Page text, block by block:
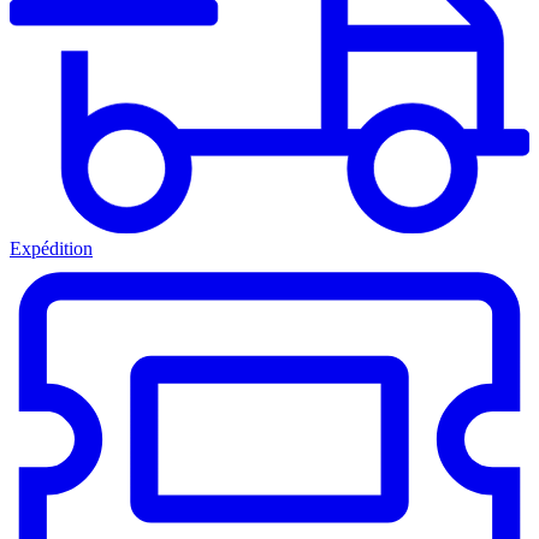
Expédition